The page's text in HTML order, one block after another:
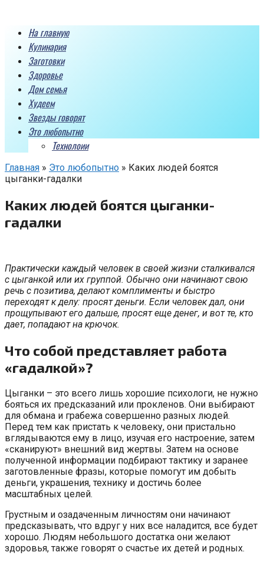
контентуНа главную
Кулинария
Заготовки
Здоровье
Дом семья
Худеем
Звезды говорят
Это любопытно
Технолоии
Главная » Это любопытно » Каких людей боятся
цыганки-гадалки
Каких людей боятся цыганки-
гадалки
Практически каждый человек в своей жизни сталкивался
с цыганкой или их группой. Обычно они начинают свою
речь с позитива, делают комплименты и быстро
переходят к делу: просят деньги. Если человек дал, они
прощупывают его дальше, просят еще денег, и вот те, кто
дает, попадают на крючок.
Что собой представляет работа
«гадалкой»?
Цыганки – это всего лишь хорошие психологи, не нужно
бояться их предсказаний или прокленов. Они выбирают
для обмана и грабежа совершенно разных людей.
Перед тем как пристать к человеку, они пристально
вглядываются ему в лицо, изучая его настроение, затем
«сканируют» внешний вид жертвы. Затем на основе
полученной информации подбирают тактику и заранее
заготовленные фразы, которые помогут им добыть
деньги, украшения, технику и достичь более
масштабных целей.
Грустным и озадаченным личностям они начинают
предсказывать, что вдруг у них все наладится, все будет
хорошо. Людям небольшого достатка они желают
здоровья, также говорят о счастье их детей и родных.